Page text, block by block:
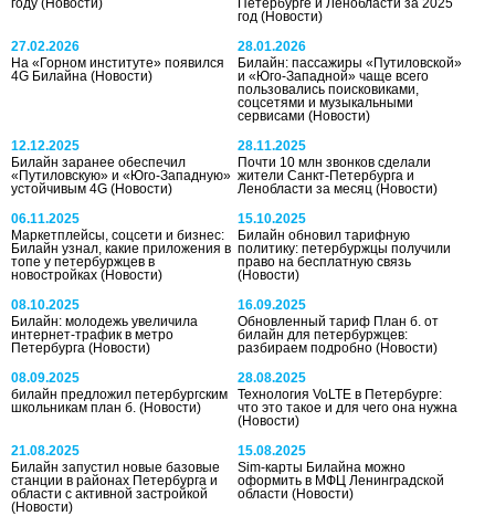
год(Новости)
27.02.2026
На «Горном институте» появился
4G Билайна (Новости)
28.01.2026
Билайн: пассажиры «Путиловской»
и «Юго-Западной» чаще всего
пользовались поисковиками,
соцсетями и музыкальными
сервисами(Новости)
12.12.2025
Билайн заранее обеспечил
«Путиловскую» и «Юго-Западную»
устойчивым 4G (Новости)
28.11.2025
Почти 10 млн звонков сделали
жители Санкт-Петербурга и
Ленобласти за месяц(Новости)
06.11.2025
Маркетплейсы, соцсети и бизнес:
Билайн узнал, какие приложения в
топе у петербуржцев в
новостройках (Новости)
15.10.2025
Билайн обновил тарифную
политику: петербуржцы получили
право на бесплатную связь
(Новости)
08.10.2025
Билайн: молодежь увеличила
интернет-трафик в метро
Петербурга (Новости)
16.09.2025
Обновленный тариф План б. от
билайн для петербуржцев:
разбираем подробно(Новости)
08.09.2025
билайн предложил петербургским
школьникам план б. (Новости)
28.08.2025
Технология VoLTE в Петербурге:
что это такое и для чего она нужна
(Новости)
21.08.2025
Билайн запустил новые базовые
станции в районах Петербурга и
области с активной застройкой
(Новости)
15.08.2025
Sim-карты Билайна можно
оформить в МФЦ Ленинградской
области(Новости)